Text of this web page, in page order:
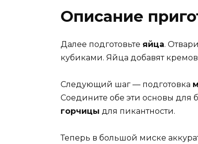
Описание
Далее подготовьте яйца.
кубиками. Яйца добавят
Следующий шаг — подготовка
Соедините обе эти основы для
горчицы для пикантности.
Теперь в большой миске